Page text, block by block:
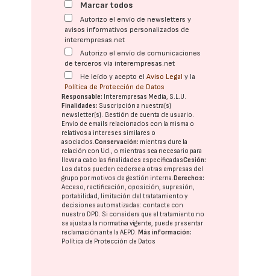
Marcar todos
Autorizo el envío de newsletters y
avisos informativos personalizados de
interempresas.net
Autorizo el envío de comunicaciones
de terceros vía interempresas.net
He leído y acepto elAviso Legal y la
Política de Protección de Datos
Responsable: Interempresas Media, S.L.U.
Finalidades: Suscripción a nuestra(s)
newsletter(s). Gestión de cuenta de usuario.
Envío de emails relacionados con la misma o
relativos a intereses similares o
asociados.Conservación: mientras dure la
relación con Ud., o mientras sea necesario para
llevar a cabo las finalidades especificadasCesión:
Los datos pueden cederse a otras empresas del
grupo por motivos de gestión interna.Derechos:
Acceso, rectificación, oposición, supresión,
portabilidad, limitación del tratatamiento y
decisiones automatizadas: contacte con
nuestro DPD. Si considera que el tratamiento no
se ajusta a la normativa vigente, puede presentar
reclamación ante laAEPD.Más información:
Política de Protección de Datos